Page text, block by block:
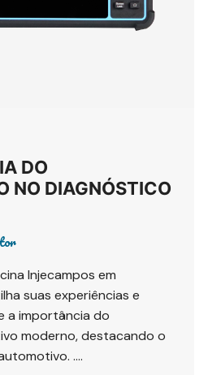
DO
NO DIAGNÓSTICO
Injecampos em
suas experiências e
a importância do
moderno, destacando o
….